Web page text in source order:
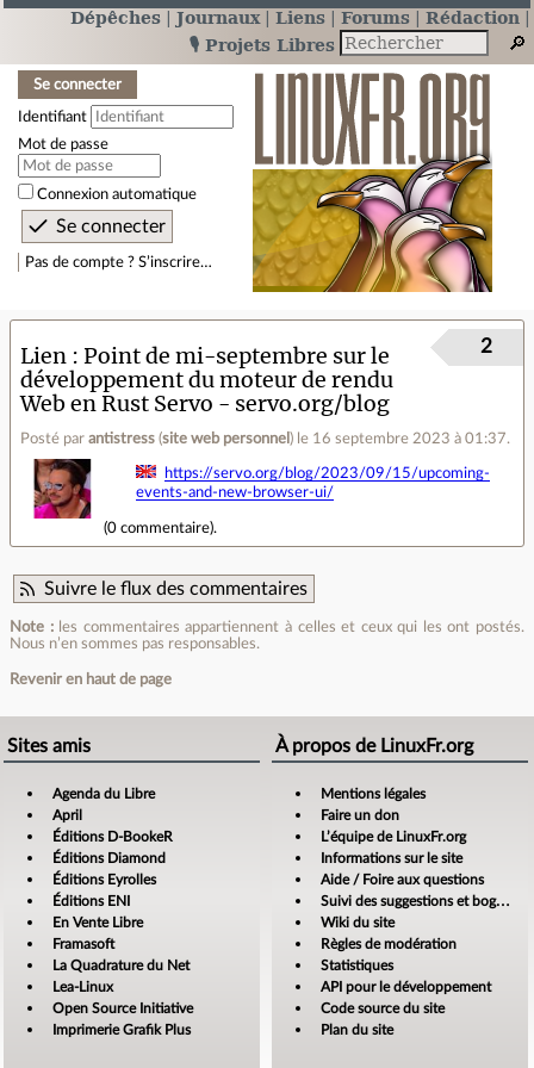
Dépêches Journaux Liens Forums
Rédaction
🎙️ Projets Libres
Se connecter
Identifiant
Mot de passe
Connexion automatique
Pas de compte ? S’inscrire…
Lien
Point de mi-septembre sur le
développement du moteur de rendu
Web en Rust Servo - servo.org/blog
Posté par antistress (site web personnel ) le 16 septembre 2023 à 01:37.
2
https://servo.org/blog/2023/09/15/upcoming-
events-and-new-browser-ui/
(0 commentaire).
Suivre le flux des commentaires
Note :les commentaires appartiennent à celles et ceux qui les ont postés.
Nous n’en sommes pas responsables.
Revenir en haut de page
Sites amis
Agenda du Libre
April
Éditions D-BookeR
Éditions Diamond
Éditions Eyrolles
Éditions ENI
En Vente Libre
Framasoft
La Quadrature du Net
Lea-Linux
Open Source Initiative
Imprimerie Grafik Plus
À propos de LinuxFr.org
Mentions légales
Faire un don
L’équipe de LinuxFr.org
Informations sur le site
Aide / Foire aux questions
Suivi des suggestions et bogues
Wiki du site
Règles de modération
Statistiques
API pour le développement
Code source du site
Plan du site